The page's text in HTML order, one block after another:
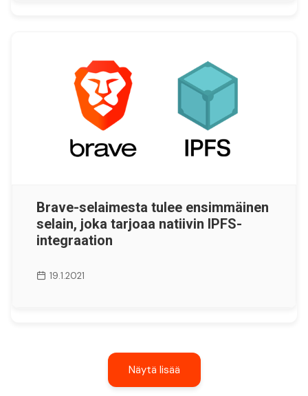
Brave-selaimesta tulee ensimmäinen
selain, joka tarjoaa natiivin IPFS-
integraation
19.1.2021
Näytä lisää